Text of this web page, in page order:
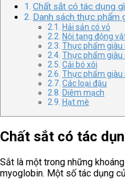
Chất sắt có tác dụng
Danh sách thực phẩm
Hải sản có vỏ
Nội tạng động
Thực phẩm giàu
Thực phẩm giàu
Cải bó xôi
Thực phẩm giàu
Các loại đậu
Diêm mạch
Hạt mè
Chất sắt có tác
Sắt là một trong những
myoglobin. Một số tác dụng